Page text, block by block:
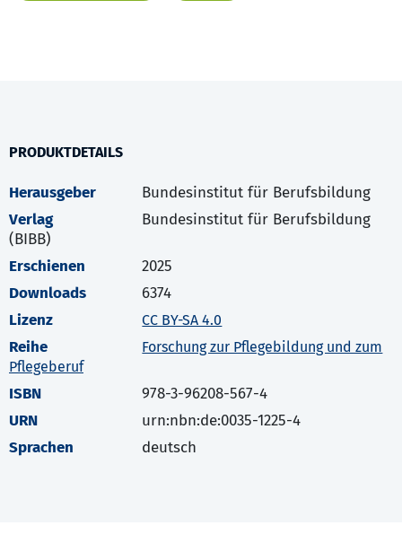
PRODUKTDETAILS
Herausgeber
Bundesinstitut für Berufsbildung
Verlag
Bundesinstitut für Berufsbildung
(BIBB)
Erschienen
2025
Downloads
6374
Lizenz
CC BY-SA 4.0
Reihe
Forschung zur Pflegebildung und zum
Pflegeberuf
ISBN
978-3-96208-567-4
URN
urn:nbn:de:0035-1225-4
Sprachen
deutsch